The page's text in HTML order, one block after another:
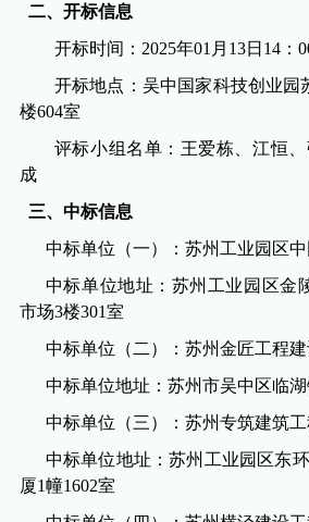
二、开标信息
开标时间： 2025年01 月 13日 14：
开标地点：吴中国家科技创业园
楼604室
评标小组名单：王爱栋、江恒
成
三、中标信息
中标单位（一）： 苏州工业园区
中标单位地址：苏州工业园区金
市场3楼301室
中标单位（二）： 苏州金匠工程
中标单位地址：苏州市吴中区临
中标单位（三）： 苏州专筑建筑
中标单位地址：苏州工业园区东
厦1幢1602室